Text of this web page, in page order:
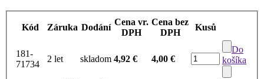
Kód Záruka Dodání
Cena vr.
DPH
Cena bez
DPH
Kusů
181-
71734
2 let skladom 4,92 € 4,00 €
Do
košíka